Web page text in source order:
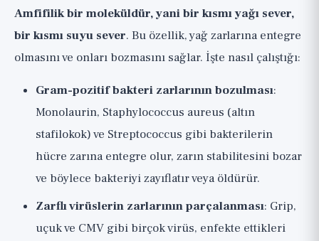
Amfifilik bir moleküldür, yani bir kısmı yağı sever,
bir kısmı suyu sever. Bu özellik, yağ zarlarına entegre
olmasını ve onları bozmasını sağlar. İşte nasıl çalıştığı:
Gram-pozitif bakteri zarlarının bozulması:
Monolaurin, Staphylococcus aureus (altın
stafilokok) ve Streptococcus gibi bakterilerin
hücre zarına entegre olur, zarın stabilitesini bozar
ve böylece bakteriyi zayıflatır veya öldürür.
Zarflı virüslerin zarlarının parçalanması: Grip,
uçuk ve CMV gibi birçok virüs, enfekte ettikleri